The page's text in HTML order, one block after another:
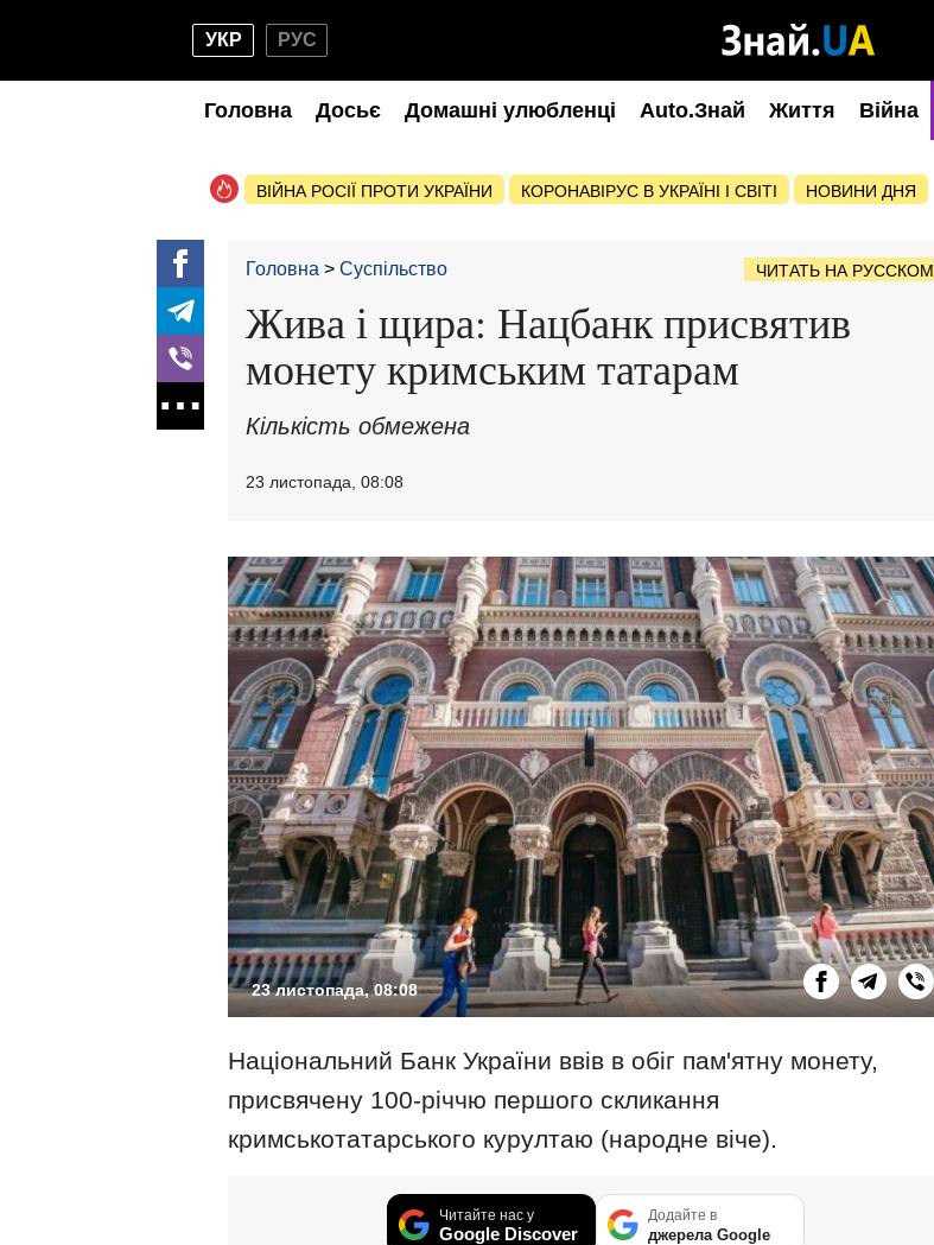
УКР РУС
Головна Досьє Домашні улюбленці Auto.Знай Життя Війна
ВІЙНА РОСІЇ ПРОТИ УКРАЇНИ КОРОНАВІРУС В УКРАЇНІ І СВІТІ НОВИНИ ДНЯ
Головна Суспільство ЧИТАТЬ НА РУССКОМ
Жива і щира: Нацбанк присвятив
монету кримським татарам
Кількість обмежена
23 листопада, 08:08
23 листопада, 08:08
Національний Банк України ввів в обіг пам'ятну монету,
присвячену 100-річчю першого скликання
кримськотатарського курултаю (народне віче).
Читайте нас у
Google Discover
Додайте в
джерела Google